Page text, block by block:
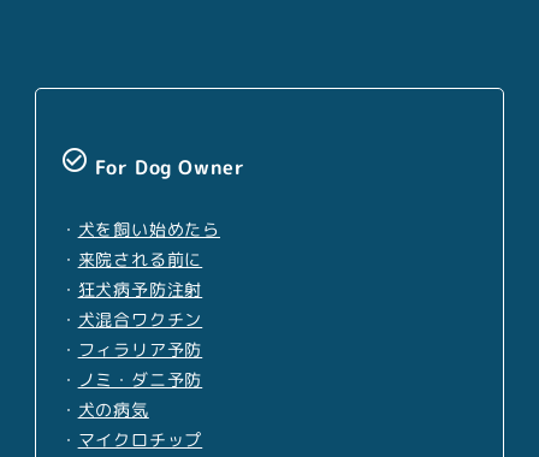
check_circle_outline For Dog Owner
・ 犬を飼い始めたら
・ 来院される前に
・ 狂犬病予防注射
・ 犬混合ワクチン
・ フィラリア予防
・ ノミ・ダニ予防
・ 犬の病気
・ マイクロチップ